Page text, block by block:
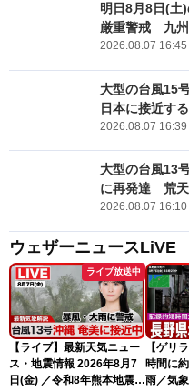
明日8月8日(
厳重警戒 九州
2026.08.07 16:45
大型の台風15
日本に接近す
2026.08.07 16:39
大型の台風13
に再発達 荒天
2026.08.07 16:10
ウェザーニュースLiVE
ライブ放送中
【ライブ】最新天気ニュー
ス・地震情報 2026年8月7
日(金) ／令和8年熊本地震情
【ゲリ
時間に
雨／気